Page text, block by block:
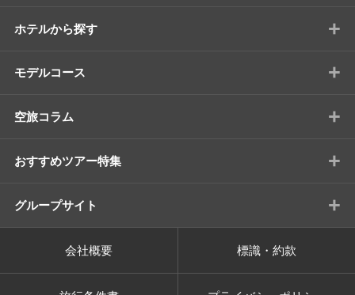
ホテルから探す +
モデルコース +
空旅コラム +
おすすめツアー特集 +
グループサイト +
会社概要 標識・約款